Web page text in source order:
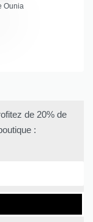
Ounia
de 20% de
: